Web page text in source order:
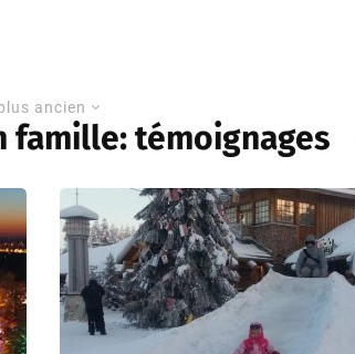
ancien
famille: témoignages